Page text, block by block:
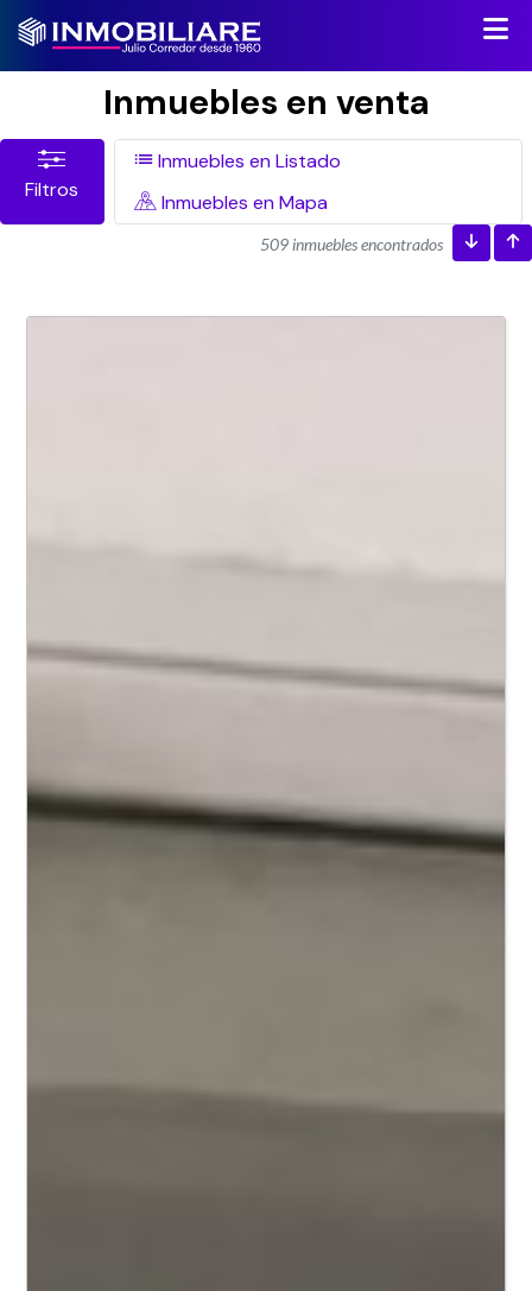
Inmuebles en venta
Filtros
Inmuebles en Listado
Inmuebles en Mapa
509 inmuebles encontrados